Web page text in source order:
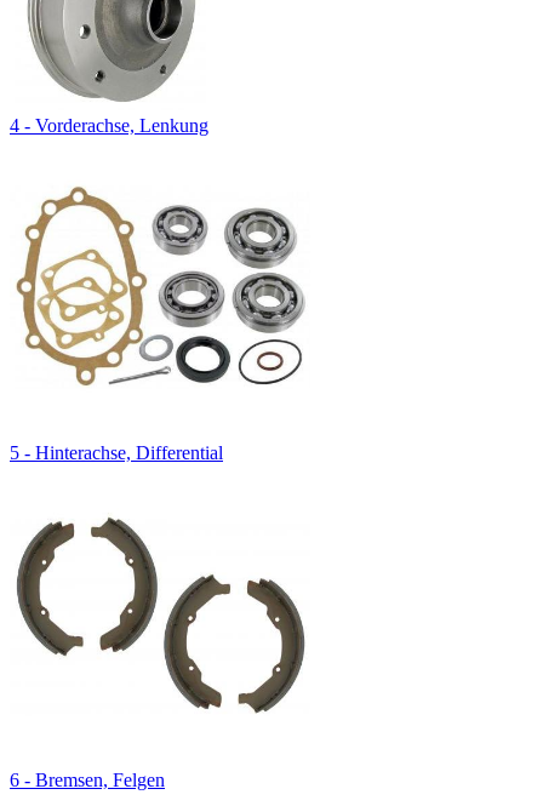
4 - Vorderachse, Lenkung
5 - Hinterachse, Differential
6 - Bremsen, Felgen